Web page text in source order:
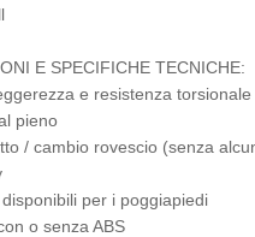
E SPECIFICHE TECNICHE:
e resistenza torsionale
pieno
/ cambio rovescio (senza
per i poggiapiedi
o senza ABS